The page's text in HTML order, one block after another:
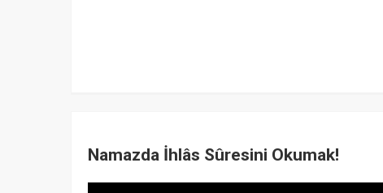
Namazda İhlâs Sûresini Okumak!